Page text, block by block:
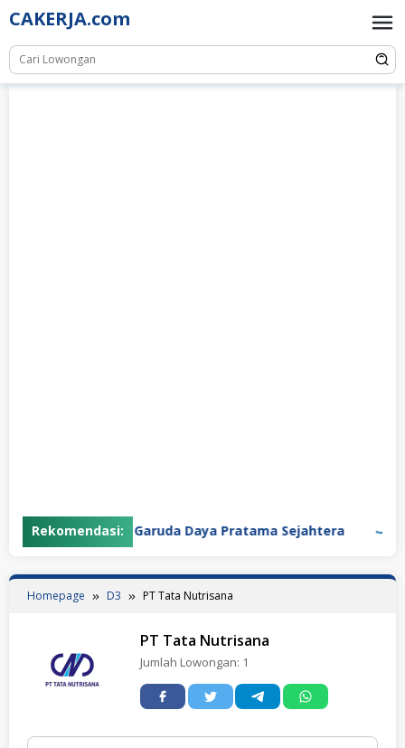
Skip
to
content
CAKERJA.com
Rekomendasi:PT Garuda Daya Pratama Sejahtera PT
Homepage D3 PT Tata Nutrisana
PT Tata Nutrisana
Jumlah Lowongan: 1